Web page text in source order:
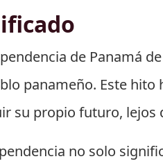
de Panamá
panameño. Este
su propio futuro, lejos
no solo